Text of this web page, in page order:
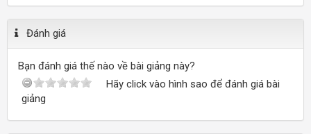
Đánh giá
Bạn đánh giá thế nào về bài giảng này?
Hãy click vào hình sao để đánh giá bài
giảng